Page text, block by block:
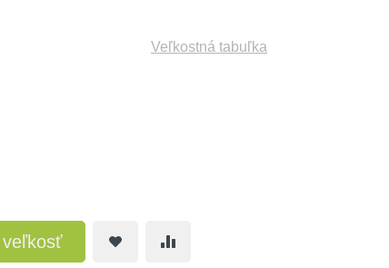
Veľkostná tabuľka
veľkosť